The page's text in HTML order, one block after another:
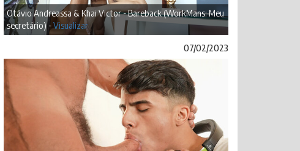
Otávio Andreassa & Khai Victor - Bareback (WorkMans: Meu
secretário) -Visualizar
07/02/2023